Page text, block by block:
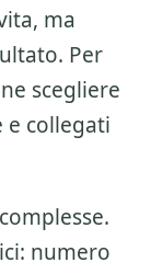
ma
Per
scegliere
e collegati
numero